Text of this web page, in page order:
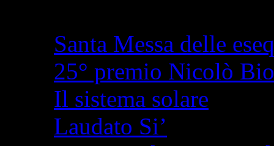
Santa Messa delle
25° premio Nicolò
Il sistema solare
Laudato Si’